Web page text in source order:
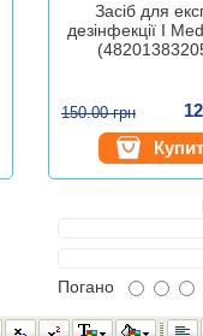
Засіб для
дезінфекції I
150.00 грн
Погано